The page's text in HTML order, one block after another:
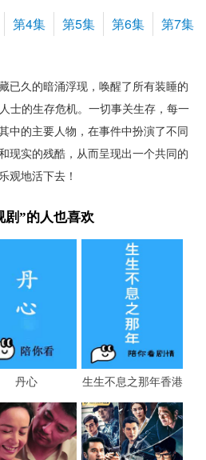
第4集 第5集 第6集 第7集
已久的暗涌浮现，唤醒了所有装睡的
士的生存危机。一切事关生存，每一
中的主要人物，在事件中扮演了不同
现实的残酷，从而呈现出一个共同的
地活下去！
剧”的人也喜欢
丹心
生生不息之那年香港
雪在烧